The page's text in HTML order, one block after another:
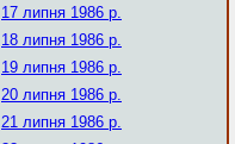
17 липня 1986 р.
18 липня 1986 р.
19 липня 1986 р.
20 липня 1986 р.
21 липня 1986 р.